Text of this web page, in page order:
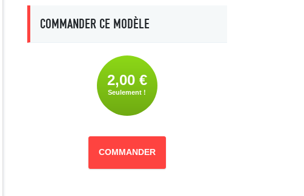
COMMANDER CE MODÈLE
2,00 €
Seulement !
COMMANDER